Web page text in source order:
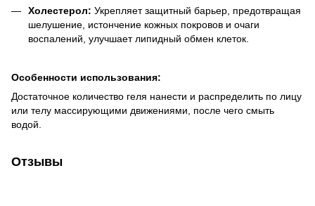
Холестерол: Укрепляет защитный барьер, предотвращая
шелушение, истончение кожных покровов и очаги
воспалений, улучшает липидный обмен клеток.
Особенности использования:
Достаточное количество геля нанести и распределить по лицу
или телу массирующими движениями, после чего смыть
водой.
Отзывы